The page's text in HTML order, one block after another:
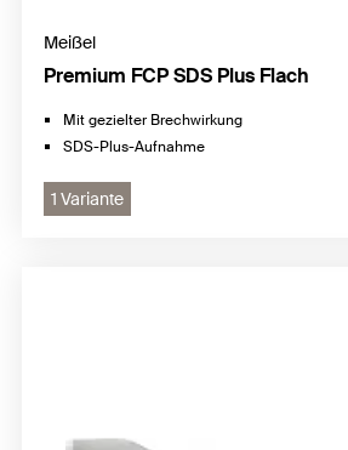
Meißel
Premium FCP SDS Plus Flach
Mit gezielter Brechwirkung
SDS-Plus-Aufnahme
1 Variante